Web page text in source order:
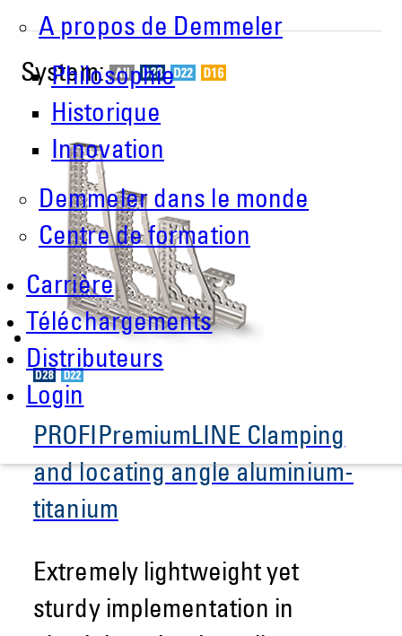
A propos de Demmeler
Philosophie
Historique
Innovation
Demmeler dans le monde
Centre de formation
Carrière
Téléchargements
Distributeurs
Login
System:
PROFIPremiumLINE Clamping
and locating angle aluminium-
titanium
Extremely lightweight yet
sturdy implementation in